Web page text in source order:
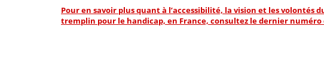
Pour en savoir plus quant à l’accessibilité, la vision et les volontés
tremplin pour le handicap, en France, consultez le dernier numéro